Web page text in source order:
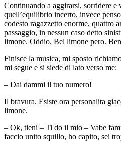
Continuando a aggirarsi, sorridere
quell’equilibrio incerto, invece
codesto ragazzetto enorme, quattro
passaggio, in nessun caso detto
limone. Oddio. Bel limone pero.
Finisce la musica, mi sposto
mi segue e si siede di lato verso me:
– Dai dammi il tuo numero!
Il bravura. Esiste ora personalita
limone.
– Ok, tieni – Ti do il mio – Vabe
faccio unito squillo, ho capito, sei